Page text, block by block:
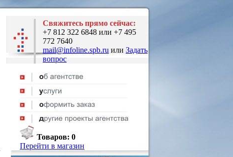
Свяжитесь прямо сейчас:
+7 812 322 6848 или +7 495
772 7640
mail@infoline.spb.ru или Задать
вопрос
Товаров: 0
Перейти в магазин